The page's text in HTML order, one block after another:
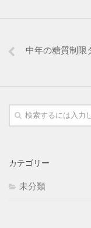
中年の糖質制限
カテゴリー
未分類